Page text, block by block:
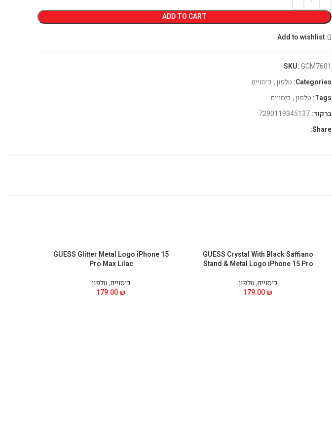
ADD TO CART
Add to wishlist
SKU:GCM7601
Categories: טלפון, כיסויים
Tags: טלפון, כיסויים
ברקוד:
Share:
GUESS Crystal With Black Saffiano
Stand & Metal Logo iPhone 15 Pro
כיסויים,טלפון
179.00₪
GUESS Glitter Metal Logo iPhone 15
Pro Max Lilac
כיסויים,טלפון
179.00₪